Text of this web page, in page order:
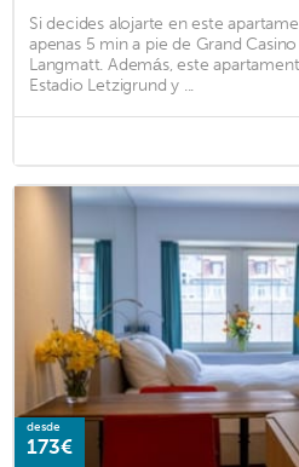
Si decides alojarte en este
apenas 5 min a pie de Grand
Langmatt. Además, este
Estadio Letzigrund y ...
desde
173€